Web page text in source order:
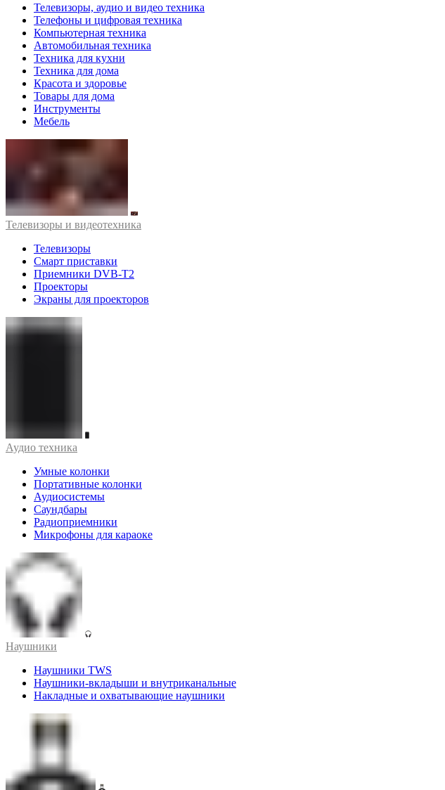
Телевизоры, аудио и видео техника
Телефоны и цифровая техника
Компьютерная техника
Автомобильная техника
Техника для кухни
Техника для дома
Красота и здоровье
Товары для дома
Инструменты
Мебель
Телевизоры и видеотехника
Телевизоры
Смарт приставки
Приемники DVB-T2
Проекторы
Экраны для проекторов
Аудио техника
Умные колонки
Портативные колонки
Аудиосистемы
Саундбары
Радиоприемники
Микрофоны для караоке
Наушники
Наушники TWS
Наушники-вкладыши и внутриканальные
Накладные и охватывающие наушники